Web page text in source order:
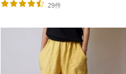
29件